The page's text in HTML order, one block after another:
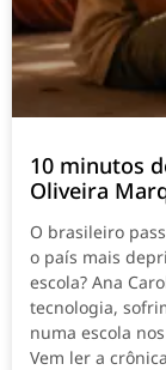
10 minutos
Oliveira
O brasileiro
o país mais
escola? Ana
tecnologia,
numa escola
Vem ler a